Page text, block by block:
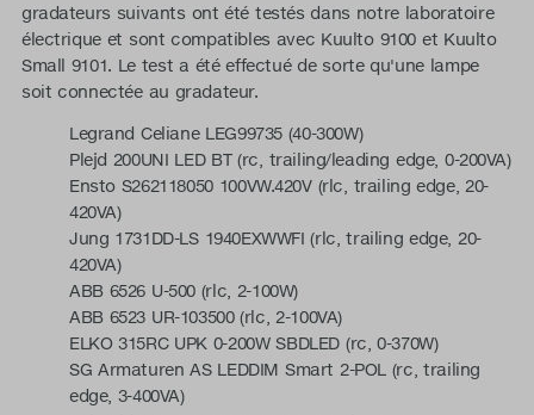
gradateurs suivants ont été testés dans notre laboratoire
électrique et sont compatibles avec Kuulto 9100 et Kuulto
Small 9101. Le test a été effectué de sorte qu'une lampe
soit connectée au gradateur.
Legrand Celiane LEG99735 (40-300W)
Plejd 200UNI LED BT (rc, trailing/leading edge, 0-200VA)
Ensto S262118050 100VW.420V (rlc, trailing edge, 20-
420VA)
Jung 1731DD-LS 1940EXWWFI (rlc, trailing edge, 20-
420VA)
ABB 6526 U-500 (rlc, 2-100W)
ABB 6523 UR-103500 (rlc, 2-100VA)
ELKO 315RC UPK 0-200W SBDLED (rc, 0-370W)
SG Armaturen AS LEDDIM Smart 2-POL (rc, trailing
edge, 3-400VA)